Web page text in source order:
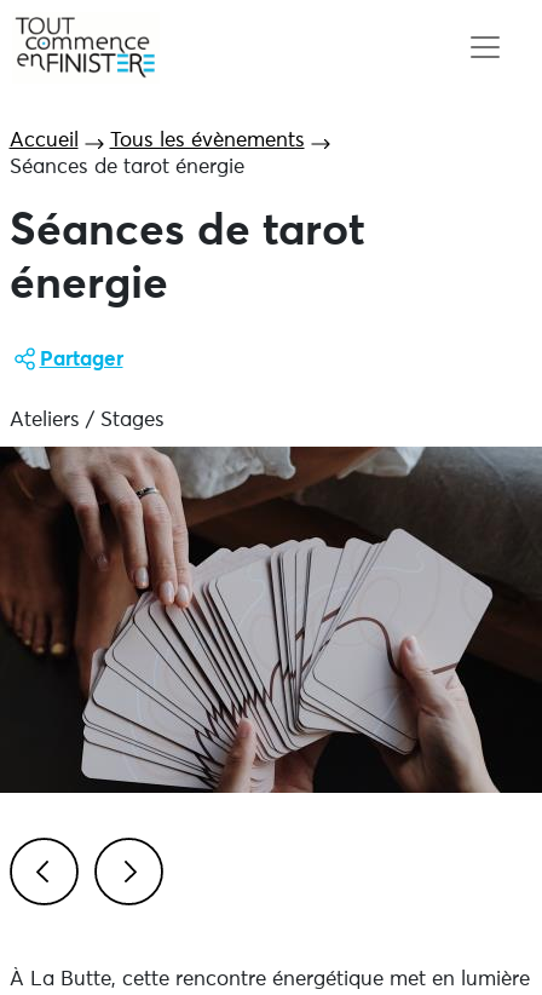
Accueil
Tous les évènements
Séances de tarot énergie
Séances de tarot
énergie
Partager
Ateliers / Stages
À La Butte, cette rencontre énergétique met en lumière